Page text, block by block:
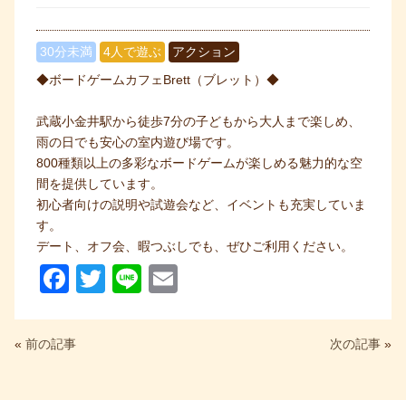
30分未満 4人で遊ぶ
アクション
◆ボードゲームカフェBrett（ブレット）◆
武蔵小金井駅から徒歩7分の子どもから大人まで楽しめ、
雨の日でも安心の室内遊び場です。
800種類以上の多彩なボードゲームが楽しめる魅力的な空
間を提供しています。
初心者向けの説明や試遊会など、イベントも充実していま
す。
デート、オフ会、暇つぶしでも、ぜひご利用ください。
F
c
T
Li
« 前の記事 次の記事 »